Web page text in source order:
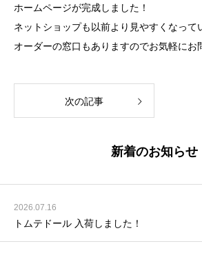
ホームページが完成しました！
ネットショップも以前より見やすくなって
オーダーの窓口もありますのでお気軽にお
次の記事
新着のお知らせ
2026.07.16
トムテドール 入荷しました！